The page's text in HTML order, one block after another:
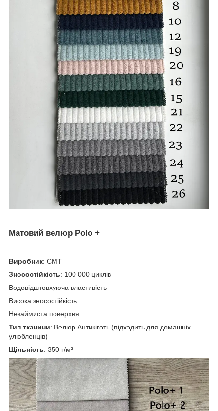
Матовий велюр Polo +
Виробник: СМТ
Зносостійкість: 100 000 циклів
Водовідштовхуюча властивість
Висока зносостійкість
Незаймиста поверхня
Тип тканини: Велюр Антикіготь (підходить для домашніх
улюбленців)
Щільність: 350 г/м²